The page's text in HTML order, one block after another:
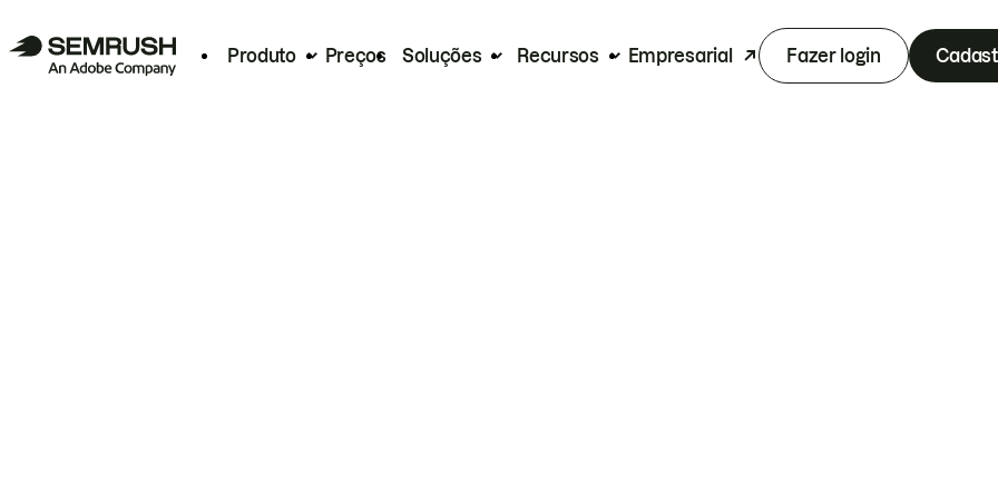
Produto Preços Soluções Recursos Empresarial Fazer login